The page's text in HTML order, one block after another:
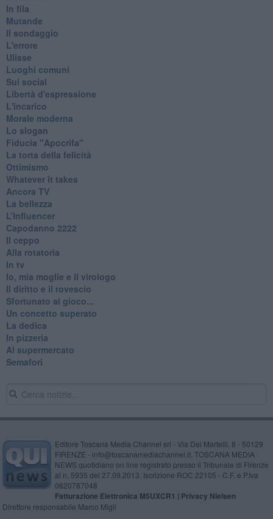
In fila
Mutande
Il sondaggio
L'errore
Ulisse
Luoghi comuni
Sui social
Libertà d'espressione
L'incarico
Morale moderna
Lo slogan
Fiducia "Apocrifa"
La torta della felicità
Ottimismo
Whatever it takes
Ancora TV
La bellezza
L’Influencer
​Capodanno 2222
Il ceppo
Alla rotatoria
In tv
Io, mia moglie e il virologo
Il diritto e il rovescio
Sfortunato al gioco...
Un concetto superato
La dedica
In pizzeria
Al supermercato
Semafori
Editore Toscana Media Channel srl - Via Dei Martelli, 8 - 50129
FIRENZE - info@toscanamediachannel.it. TOSCANA MEDIA
NEWS quotidiano on line registrato presso il Tribunale di Firenze
al n. 5935 del 27.09.2013. Iscrizione ROC 22105 - C.F. e P.Iva
0620787048
Fatturazione Elettronica M5UXCR1 | Privacy Nielsen
Direttore responsabile Marco Migli